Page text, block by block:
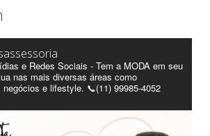
e Redes Sociais - Tem a MODA em seu
nas mais diversas áreas como
negócios e lifestyle. 📞(11) 99985-4052